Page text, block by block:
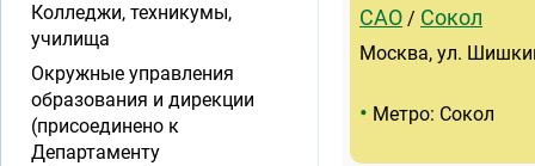
САО / Сокол
Москва, ул.
• Метро: Сокол
Колледжи, техникумы,
училища
Окружные управления
образования и дирекции
(присоединено к
Департаменту